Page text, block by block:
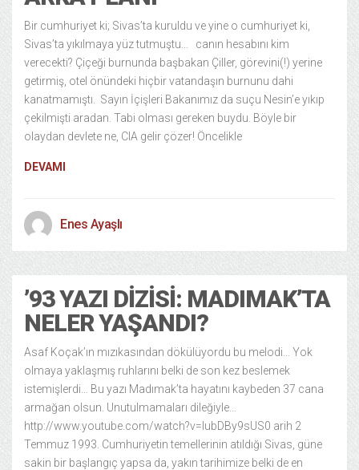
Bir cumhuriyet ki; Sivas’ta kuruldu ve yine o cumhuriyet ki,
Sivas’ta yıkılmaya yüz tutmuştu… canın hesabını kim
verecekti? Çiçeği burnunda başbakan Çiller, görevini(!) yerine
getirmiş, otel önündeki hiçbir vatandaşın burnunu dahi
kanatmamıştı. Sayın İçişleri Bakanımız da suçu Nesin’e yıkıp
çekilmişti aradan. Tabi olması gereken buydu. Böyle bir
olaydan devlete ne, CIA gelir çözer! Öncelikle
DEVAMI
Enes Ayaşlı
’93 YAZI DIZISI: MADIMAK’TA
NELER YAŞANDI?
Asaf Koçak’ın mızıkasından dökülüyordu bu melodi… Yok
olmaya yaklaşmış ruhlarını belki de son kez beslemek
istemişlerdi… Bu yazı Madımak’ta hayatını kaybeden 37 cana
armağan olsun. Unutulmamaları dileğiyle…
http://www.youtube.com/watch?v=lubDBy9sUS0 arih 2
Temmuz 1993. Cumhuriyetin temellerinin atıldığı Sivas, güne
sakin bir başlangıç yapsa da, yakın tarihimize belki de en